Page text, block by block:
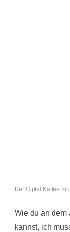
Der Gipfel Kaffee
Wie du an dem
kannst, ich